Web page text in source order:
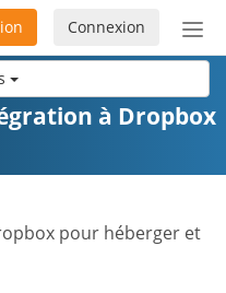
ou
la
Connexion
à Dropbox
pour héberger et